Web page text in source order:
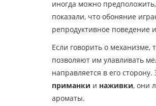
иногда можно
показали, что обоняние
репродуктивное поведение
Если говорить о
позволяют им улавливать
направляется в его
приманки и наживки, они
ароматы.